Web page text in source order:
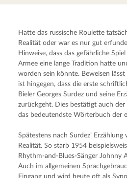
Hatte das russische Roulette
Realität oder war es nur gut
Hinweise, dass das gefährliche
Armee eine lange Tradition hatte
worden sein könnte. Beweisen
ist hingegen, dass die erste
Bieler Georges Surdez und seine
zurückgeht. Dies bestätigt auch der
das bedeutendste Wörterbuch der
Spätestens nach Surdez’
Realität. So starb 1954
Rhythm-and-Blues-Sänger Johnny
Auch im allgemeinen
Eingang und wird heute oft als